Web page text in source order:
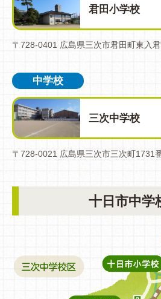
君田小学校
〒728-0401 広島県三次市君田町東入
中学校
三次中学校
〒728-0021 広島県三次市三次町1731
十日市中学